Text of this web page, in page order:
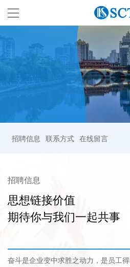
人力资源
招聘信息 联系方式 在线留言
招聘信息
思想链接价值
期待你与我们一起共事
奋斗是企业变中求胜之动力，是员工